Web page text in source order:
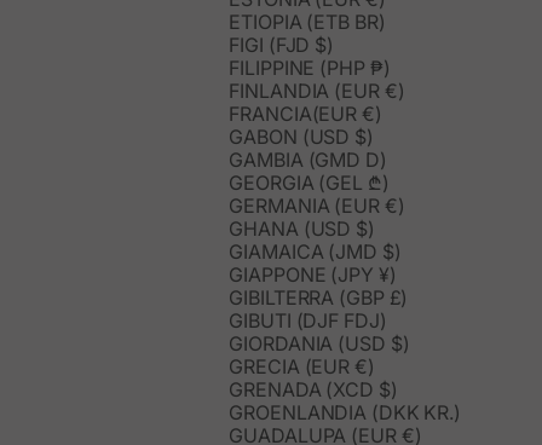
ETIOPIA (ETB BR)
FIGI (FJD $)
FILIPPINE (PHP ₱)
FINLANDIA (EUR €)
FRANCIA(EUR €)
GABON (USD $)
GAMBIA (GMD D)
GEORGIA (GEL ₾)
GERMANIA (EUR €)
GHANA (USD $)
GIAMAICA (JMD $)
GIAPPONE (JPY ¥)
GIBILTERRA (GBP £)
GIBUTI (DJF FDJ)
GIORDANIA (USD $)
GRECIA (EUR €)
GRENADA (XCD $)
GROENLANDIA (DKK KR.)
GUADALUPA (EUR €)